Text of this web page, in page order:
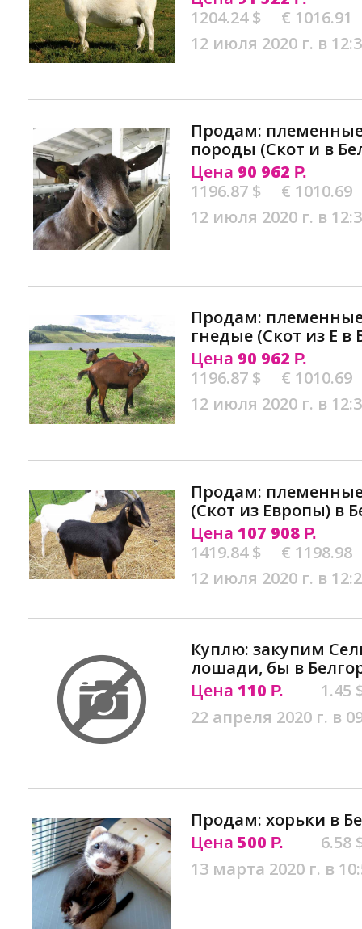
1204.24 $
€ 1016.91
12 июля 2020 г. в
Продам:
породы (Скот и в
Цена 90 962 Р.
1196.87 $
€ 1010.69
12 июля 2020 г. в
Продам:
гнедые (Скот из Е в
Цена 90 962 Р.
1196.87 $
€ 1010.69
12 июля 2020 г. в
Продам:
(Скот из Европы) в
Цена 107 908 Р.
1419.84 $
€ 1198.98
12 июля 2020 г. в
Куплю: закупим
лошади, бы в
Цена 110 Р.
1.45
22 апреля 2020 г. в
Продам: хорьки в
Цена 500 Р.
6.58
13 марта 2020 г. в